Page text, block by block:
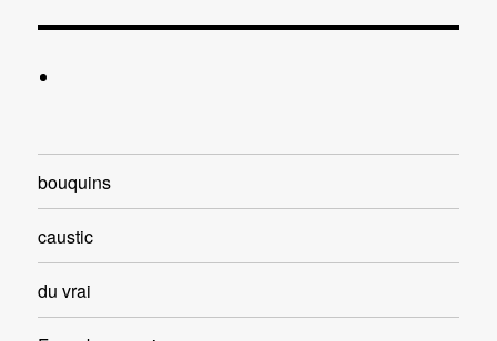
bouquins
caustic
du vrai